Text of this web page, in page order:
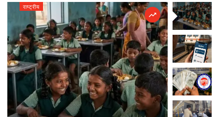
राष्ट्रीय राष्ट्रीय